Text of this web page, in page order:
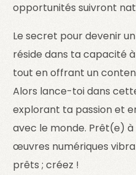
opportunités suivront
Le secret pour devenir
réside dans ta capacité
tout en offrant un
Alors lance-toi dans
explorant ta passion et
avec le monde. Prêt(e)
œuvres numériques
prêts ; créez !